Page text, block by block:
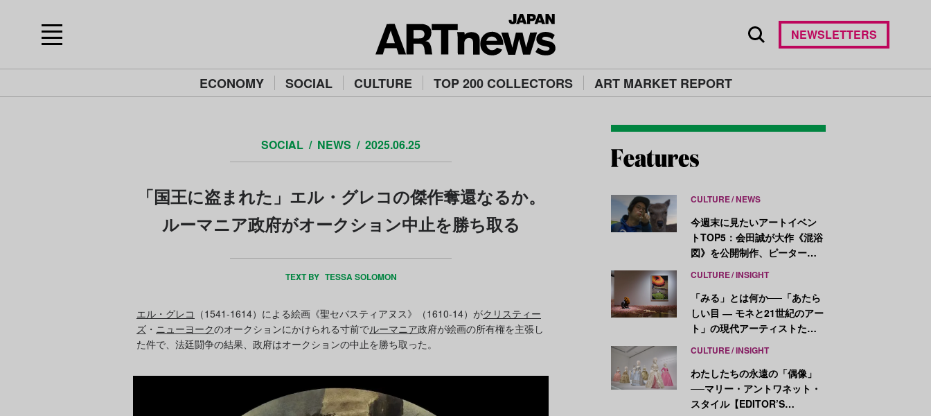
ECONOMY SOCIAL CULTURE TOP 200 COLLECTORS ART MARKET REPORT
NEWSLETTERS
SOCIAL NEWS 2025.06.25
「国王に盗まれた」エル・グレコの傑作奪還なるか。
ルーマニア政府がオークション中止を勝ち取る
TEXT BY TESSA SOLOMON
エル・グレコ （1541-1614）による絵画《聖セバスティアヌス》（1610-14）がクリスティー
ズ ・ ニューヨークのオークションにかけられる寸前でルーマニア政府が絵画の所有権を主張し
た件で、法廷闘争の結果、政府はオークションの中止を勝ち取った。
CULTURE NEWS
今週末に見たいアートイベン
トTOP5：会田誠が大作《混浴
図》を公開制作、ピーター・
CULTURE INSIGHT
「みる」とは何か──「あたら
しい目 ― モネと21世紀のアー
ト」の現代アーティストたち
CULTURE INSIGHT
わたしたちの永遠の「偶像」
──マリー・アントワネット・
スタイル【EDITOR’S